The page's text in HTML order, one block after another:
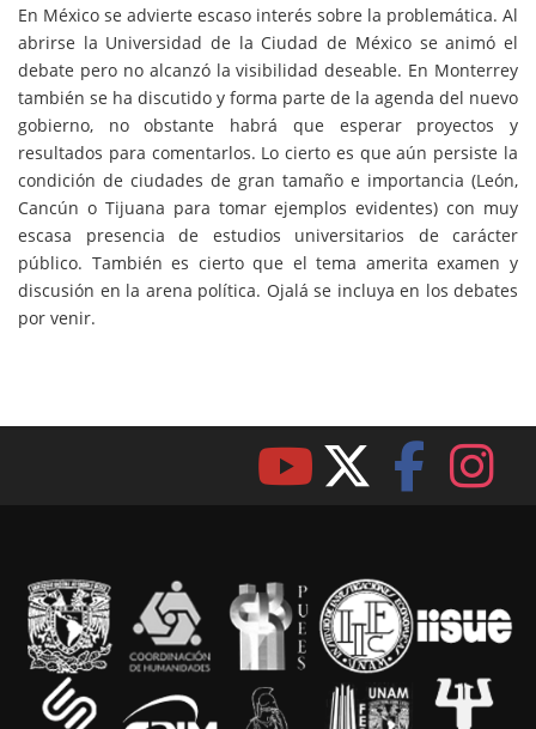
En México se advierte escaso interés sobre la problemática. Al
abrirse la Universidad de la Ciudad de México se animó el
debate pero no alcanzó la visibilidad deseable. En Monterrey
también se ha discutido y forma parte de la agenda del nuevo
gobierno, no obstante habrá que esperar proyectos y
resultados para comentarlos. Lo cierto es que aún persiste la
condición de ciudades de gran tamaño e importancia (León,
Cancún o Tijuana para tomar ejemplos evidentes) con muy
escasa presencia de estudios universitarios de carácter
público. También es cierto que el tema amerita examen y
discusión en la arena política. Ojalá se incluya en los debates
por venir.